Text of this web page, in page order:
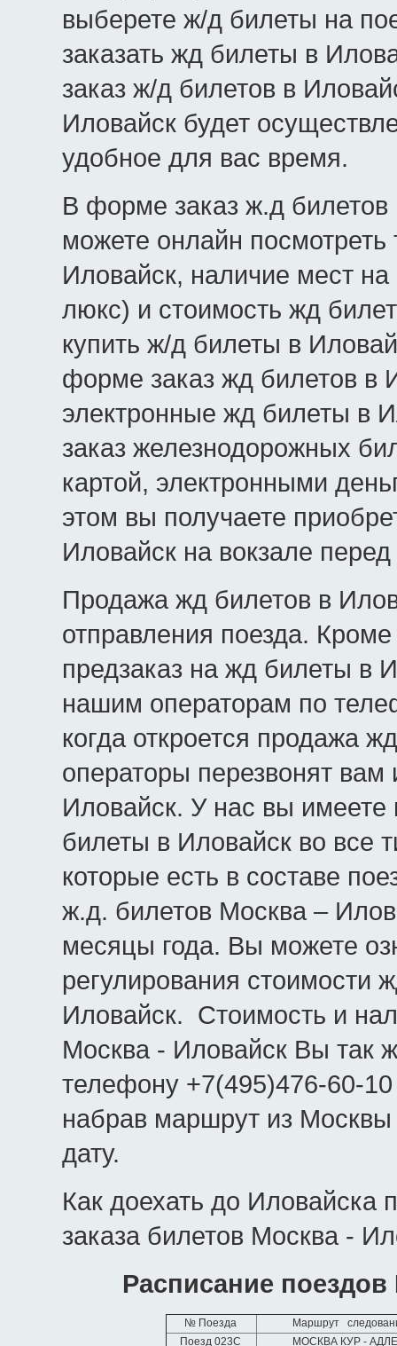
выберете ж/д билеты на
заказать жд билеты в
заказ ж/д билетов в
Иловайск будет
удобное для вас время.
В форме заказ ж.д билетов
можете онлайн посмотреть
Иловайск, наличие мест на
люкс) и стоимость жд
купить ж/д билеты в
форме заказ жд билетов в
электронные жд билеты в
заказ железнодорожных
картой, электронными
этом вы получаете
Иловайск на вокзале
Продажа жд билетов в
отправления поезда.
предзаказ на жд билеты в
нашим операторам по
когда откроется продажа
операторы перезвонят
Иловайск. У нас вы
билеты в Иловайск во все
которые есть в составе
ж.д. билетов Москва –
месяцы года. Вы можете
регулирования стоимости
Иловайск. Стоимость и
Москва - Иловайск Вы так
телефону +7(495)476-60-
набрав маршрут из
дату.
Как доехать до Иловайска
заказа билетов Москва -
Расписание
№ Поезда
Маршрут
Поезд 023С
МОСКВА КУР -